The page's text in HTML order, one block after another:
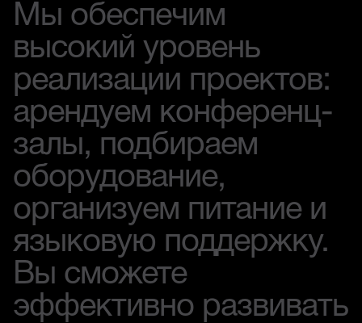
Мы обеспечим
высокий уровень
реализации проектов:
арендуем конференц-
залы, подбираем
оборудование,
организуем питание и
языковую поддержку.
Вы сможете
эффективно развивать